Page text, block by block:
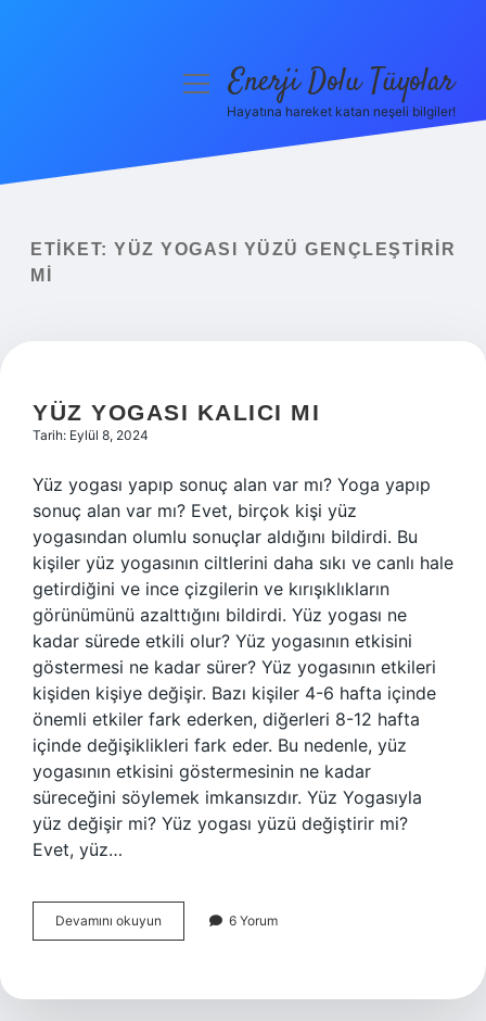
Yasal Uyarı
menüyüEnerji Dolu Tüyolar
Hayatına hareket katan neşeli bilgiler!
ETIKET: YÜZ YOGASI YÜZÜ GENÇLEŞTIRIR
MI
YÜZ YOGASI KALICI MI
Tarih: Eylül 8, 2024
Yüz yogası yapıp sonuç alan var mı? Yoga yapıp
sonuç alan var mı? Evet, birçok kişi yüz
yogasından olumlu sonuçlar aldığını bildirdi. Bu
kişiler yüz yogasının ciltlerini daha sıkı ve canlı hale
getirdiğini ve ince çizgilerin ve kırışıklıkların
görünümünü azalttığını bildirdi. Yüz yogası ne
kadar sürede etkili olur? Yüz yogasının etkisini
göstermesi ne kadar sürer? ​​Yüz yogasının etkileri
kişiden kişiye değişir. Bazı kişiler 4-6 hafta içinde
önemli etkiler fark ederken, diğerleri 8-12 hafta
içinde değişiklikleri fark eder. Bu nedenle, yüz
yogasının etkisini göstermesinin ne kadar
süreceğini söylemek imkansızdır. Yüz Yogasıyla
yüz değişir mi? Yüz yogası yüzü değiştirir mi?
Evet, yüz…
Devamını okuyun
Yogası
6 Yorum